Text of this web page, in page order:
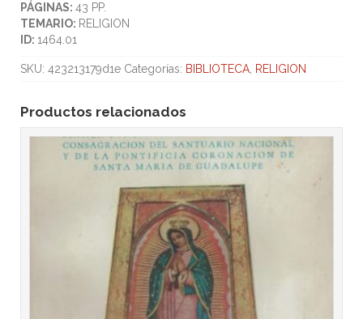
PÁGINAS: 43 PP.
TEMARIO: RELIGION
ID: 1464.01
SKU: 423213179d1e Categorías: BIBLIOTECA, RELIGION
Productos relacionados